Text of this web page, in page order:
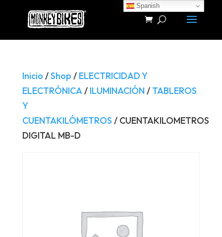
Búsqueda
productos
Inicio /Shop / ELECTRICIDAD Y
ELECTRÓNICA/ ILUMINACIÓN / TABLEROS
Y
CUENTAKILÓMETROS / CUENTAKILOMETROS
DIGITAL MB-D
Spanish